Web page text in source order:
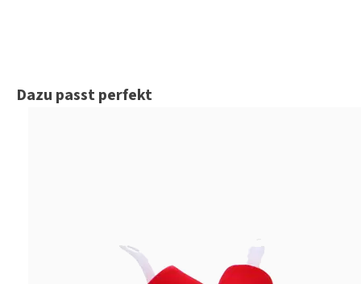
Produktgalerie überspringen
Dazu passt perfekt